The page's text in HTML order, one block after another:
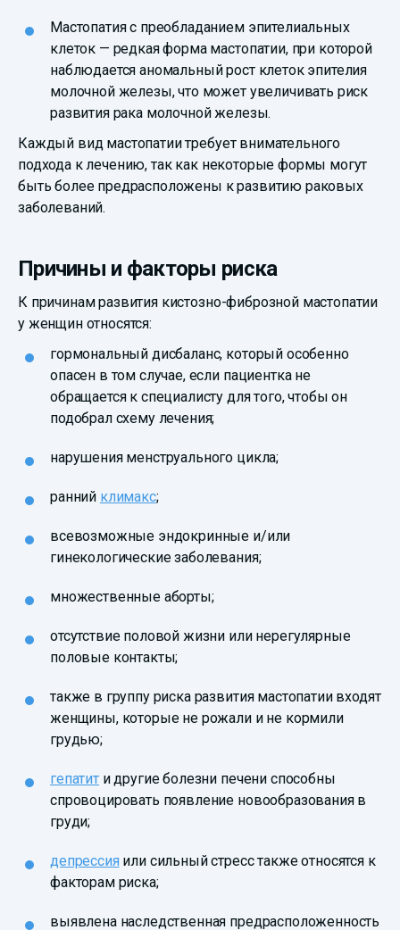
Мастопатия с преобладанием эпителиальных
клеток — редкая форма мастопатии, при которой
наблюдается аномальный рост клеток эпителия
молочной железы, что может увеличивать риск
развития рака молочной железы.
Каждый вид мастопатии требует внимательного
подхода к лечению, так как некоторые формы могут
быть более предрасположены к развитию раковых
заболеваний.
Причины и факторы риска
К причинам развития кистозно-фиброзной мастопатии
у женщин относятся:
гормональный дисбаланс, который особенно
опасен в том случае, если пациентка не
обращается к специалисту для того, чтобы он
подобрал схему лечения;
нарушения менструального цикла;
ранний климакс;
всевозможные эндокринные и/или
гинекологические заболевания;
множественные аборты;
отсутствие половой жизни или нерегулярные
половые контакты;
также в группу риска развития мастопатии входят
женщины, которые не рожали и не кормили
грудью;
гепатити другие болезни печени способны
спровоцировать появление новообразования в
груди;
депрессия или сильный стресс также относятся к
факторам риска;
выявлена наследственная предрасположенность